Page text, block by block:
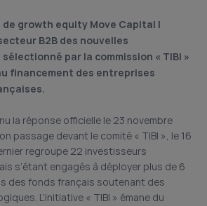
growth equity Move Capital I
B2B des nouvelles
par la commission « TIBI »
financement des entreprises
la réponse officielle le 23 novembre
passage devant le comité « TIBI », le 16
regroupe 22 investisseurs
s’étant engagés à déployer plus de 6
des fonds français soutenant des
L’initiative « TIBI » émane du